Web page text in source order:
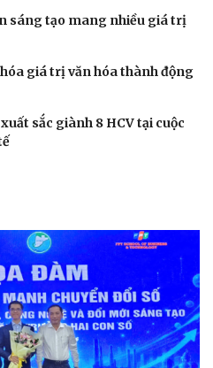
sáng tạo mang nhiều giá trị
giá trị văn hóa thành động
sắc giành 8 HCV tại cuộc